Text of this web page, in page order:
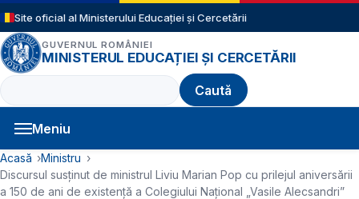
Sari la conținutul principal
Site oficial al Ministerului Educației și Cercetării
GUVERNUL ROMÂNIEI
MINISTERUL EDUCAȚIEI ȘI CERCETĂRII
Caută
Meniu
Navigație principală
Cale de navigare
Acasă
Ministru
Discursul susținut de ministrul Liviu Marian Pop cu prilejul aniversării
a 150 de ani de existență a Colegiului Național „Vasile Alecsandri”